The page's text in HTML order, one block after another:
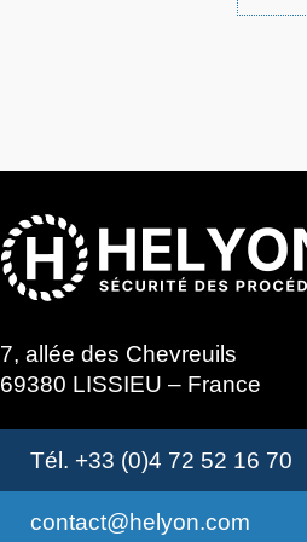
7, allée des Chevreuils
69380 LISSIEU – France
Tél. +33 (0)4 72 52 16 70
contact@helyon.com